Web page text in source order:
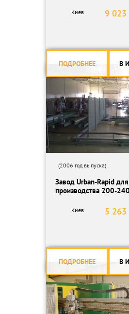
9 023
Киев
ПОДРОБНЕЕ В
(2006 год выпуска)
Завод Urban-Rapid для
производства 200-
5 263
Киев
ПОДРОБНЕЕ В